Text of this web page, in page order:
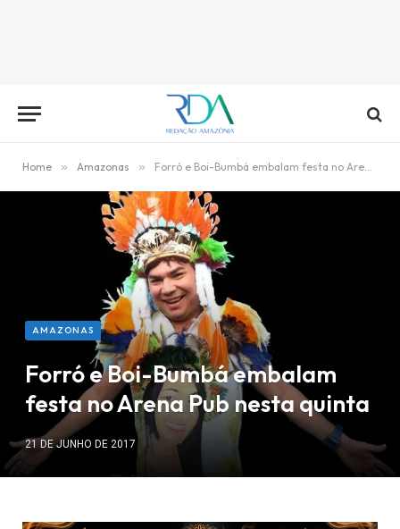
Home » Amazonas » Forró e Boi-Bumbá embalam festa no Arena Pub nesta quinta
AMAZONAS
Forró e Boi-Bumbá embalam
festa no Arena Pub nesta quinta
21 DE JUNHO DE 2017